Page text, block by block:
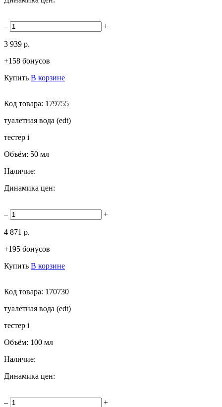
– +
3 939 р.
+158 бонусов
Купить В корзине
Код товара: 179755
туалетная вода (edt)
тестер i
Объём: 50 мл
Наличие:
Динамика цен:
– +
4 871 р.
+195 бонусов
Купить В корзине
Код товара: 170730
туалетная вода (edt)
тестер i
Объём: 100 мл
Наличие:
Динамика цен:
– +